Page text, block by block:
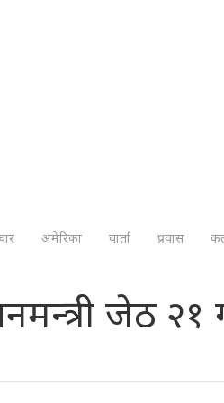
अमेरिका वार्ता प्रवास
जेठ